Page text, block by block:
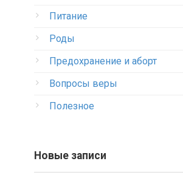
Питание
Роды
Предохранение и аборт
Вопросы веры
Полезное
Новые записи